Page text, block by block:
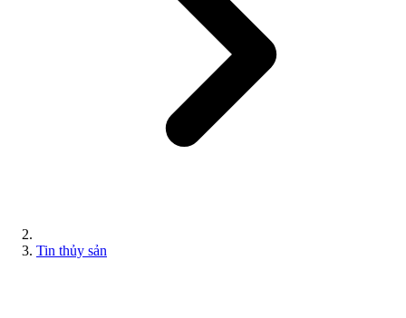
Tin thủy sản